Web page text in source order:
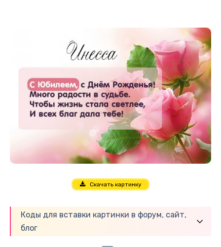
Скачать картинку
Коды для вставки картинки в форум, сайт,
блог